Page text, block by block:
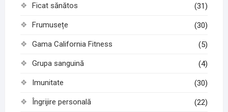
Ficat sănătos (31)
Frumusețe (30)
Gama California Fitness (5)
Grupa sanguină (4)
Imunitate (30)
Îngrijire personală (22)